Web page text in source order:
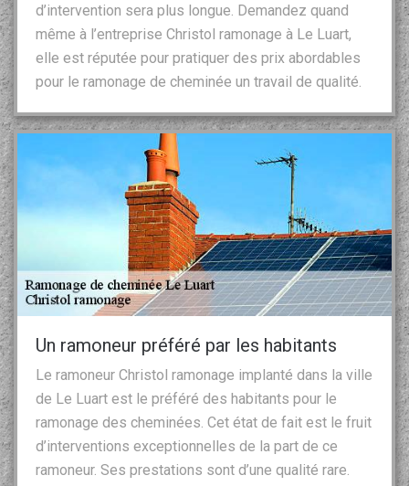
d’intervention sera plus longue. Demandez quand
même à l’entreprise Christol ramonage à Le Luart,
elle est réputée pour pratiquer des prix abordables
pour le ramonage de cheminée un travail de qualité.
Un ramoneur préféré par les habitants
Le ramoneur Christol ramonage implanté dans la ville
de Le Luart est le préféré des habitants pour le
ramonage des cheminées. Cet état de fait est le fruit
d’interventions exceptionnelles de la part de ce
ramoneur. Ses prestations sont d’une qualité rare.